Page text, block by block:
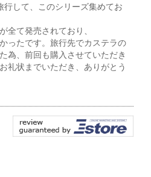
して、このシリーズ集めてお
全て発売されており、
ったです。旅行先でカステラの
為、前回も購入させていただき
礼状までいただき、ありがとう